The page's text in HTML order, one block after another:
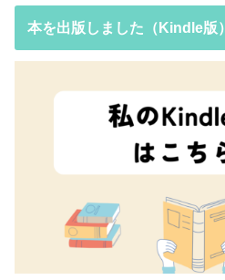
本を出版しました（Kindle版）